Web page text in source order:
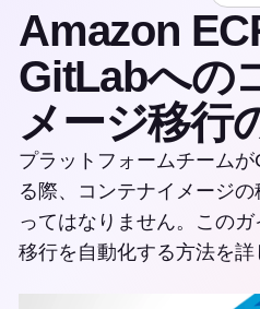
Amazon
GitLabへの
メージ移行
プラットフォームチーム
る際、コンテナイメージ
ってはなりません。この
移行を自動化する方法を詳